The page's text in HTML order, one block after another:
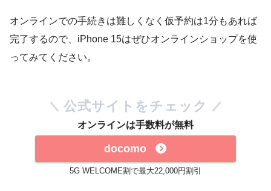
オンラインでの手続きは難しくなく仮予約は1分もあれば
完了するので、iPhone 15はぜひオンラインショップを使
ってみてください。
公式サイトをチェック
オンラインは手数料が無料
docomo
5G WELCOME割で最大22,000円割引